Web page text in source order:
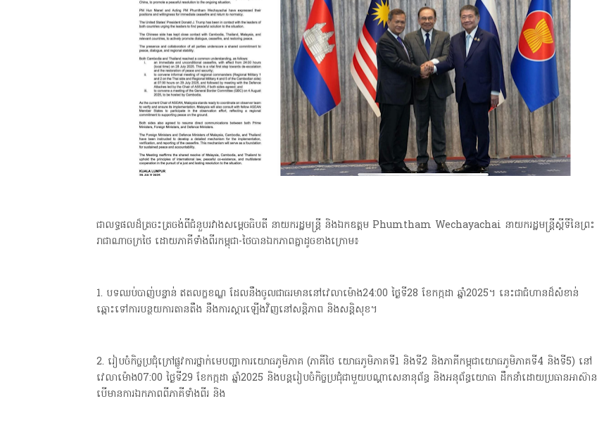
ជាលទ្ធផលដ៏ត្រចះត្រចង់ពីជំនួបរវាងសម្តេចធិបតី នាយករដ្ឋមន្ត្រី និងឯកឧត្ដម Phumtham Wechayachai នាយករដ្ឋមន្ត្រីស្តីទីនៃព្រះ
រាជាណាចក្រថៃ ដោយភាគីទាំងពីរកម្ពុជា-ថៃបានឯកភាពគ្នាដូចខាងក្រោម៖
1. បទឈប់បាញ់បន្ទាន់ ឥតលក្ខខណ្ឌ ដែលនឹងចូលជាធរមាននៅវេលាម៉ោង24:00 ថ្ងៃទី28 ខែកក្កដា ឆ្នាំ2025។ នេះជាជំហានដ៏សំខាន់
ឆ្ពោះទៅការបន្ថយការតានតឹង នឹងការស្តារឡេីងវិញនៅសន្តិភាព និងសន្តិសុខ។
2. រៀបចំកិច្ចប្រជុំក្រៅផ្លូវការថ្នាក់មេបញ្ជាការយោធភូមិភាគ (ភាគីថៃ យោធភូមិភាគទី1 និងទី2 និងភាគីកម្ពុជាយោធភូមិភាគទី4 និងទី5) នៅ
វេលាម៉ោង07:00 ថ្ងៃទី29 ខែកក្កដា ឆ្នាំ2025 និងបន្តរៀបចំកិច្ចប្រជុំជាមួយបណ្តាសេនានុព័ន្ធ និងអនុព័ន្ធយោធា ដឹកនាំដោយប្រធានអាស៊ាន
បេីមានការឯកភាពពីភាគីទាំងពីរ និង